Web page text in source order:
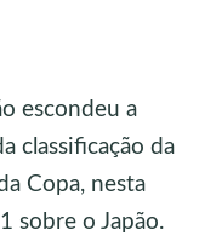
escondeu a
classificação da
Copa, nesta
sobre o Japão.